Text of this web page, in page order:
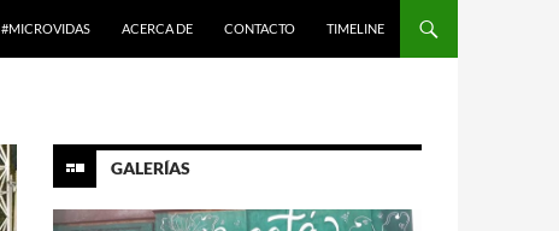
#MICROVIDAS ACERCA DE CONTACTO TIMELINE
GALERÍAS